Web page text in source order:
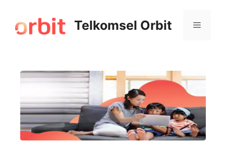
Telkomsel Orbit